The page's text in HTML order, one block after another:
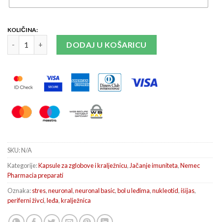
DODAJ U KOŠARICU
SKU:N/A
Kategorije:Kapsule za zglobove i kralježnicu, Jačanje imuniteta,Nemec
Pharmacia preparati
Oznaka:stres,neuronal,neuronal basic,bol u leđima,nukleotid,išijas,
periferni živci,leđa,kralježnica